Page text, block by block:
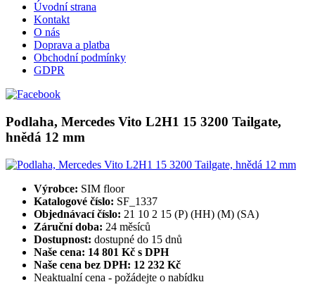
Úvodní strana
Kontakt
O nás
Doprava a platba
Obchodní podmínky
GDPR
Podlaha, Mercedes Vito L2H1 15 3200 Tailgate,
hnědá 12 mm
Výrobce: SIM floor
Katalogové číslo: SF_1337
Objednávací číslo: 21 10 2 15 (P) (HH) (M) (SA)
Záruční doba: 24 měsíců
Dostupnost: dostupné do 15 dnů
Naše cena: 14 801 Kč s DPH
Naše cena bez DPH: 12 232 Kč
Neaktualní cena - požádejte o nabídku